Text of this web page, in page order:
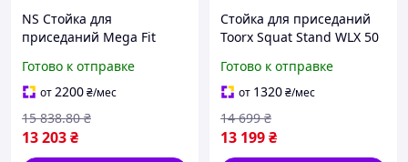
NS Стойка для
приседаний Mega Fit
(WLX-50) Nes22/Q
Готово к отправке
от2200₴/мес
13 203₴
15 838.80 ₴
Стойка для приседаний
Toorx Squat Stand WLX 50
Готово к отправке
от 1320₴/мес
13 199₴
14 699 ₴